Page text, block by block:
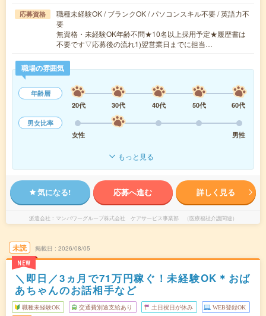
応募資格
職種未経験OK / ブランクOK / パソコンスキル不要 / 英語力不
要
無資格・未経験OK年齢不問★10名以上採用予定★履歴書は
不要です▽応募後の流れ1)翌営業日までに担当…
職場の雰囲気
年齢層
20代
30代 40代 50代
60代
男女比率
女性
男性
もっと見る
気になる! 応募へ進む 詳しく見る
派遣会社 マンパワーグループ株式会社 ケアサービス事業部 （医療福祉介護関連）
未読
NEW
掲載日 2026/08/05
＼即日／3ヵ月で71万円稼ぐ！未経験OK＊おば
あちゃんのお話相手など
職種未経験OK 交通費別途支給あり 土日祝日が休み WEB登録OK